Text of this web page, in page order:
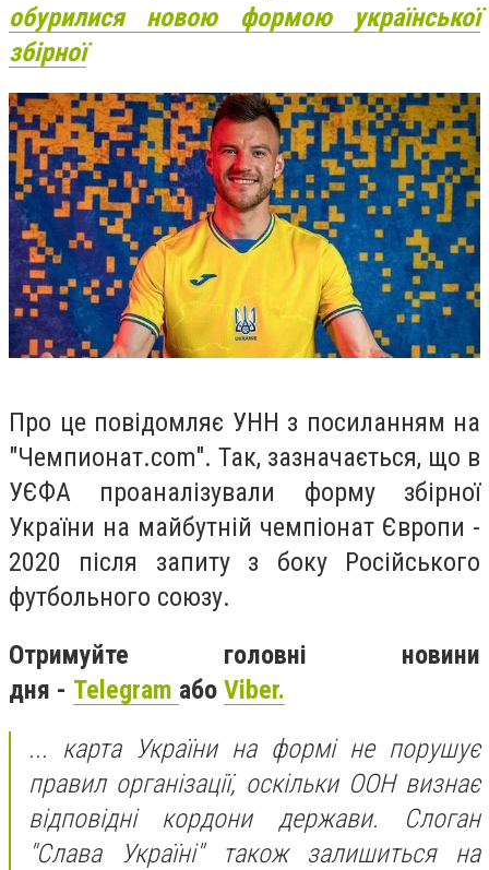
обурилися новою формою української
збірної
Про це повідомляє УНН з посиланням на
"Чемпионат.com". Так, зазначається, що в
УЄФА проаналізували форму збірної
України на майбутній чемпіонат Європи -
2020 після запиту з боку Російського
футбольного союзу.
Отримуйте головні новини
дня - Telegram або Viber.
... карта України на формі не порушує
правил організації, оскільки ООН визнає
відповідні кордони держави. Слоган
"Слава Україні" також залишиться на